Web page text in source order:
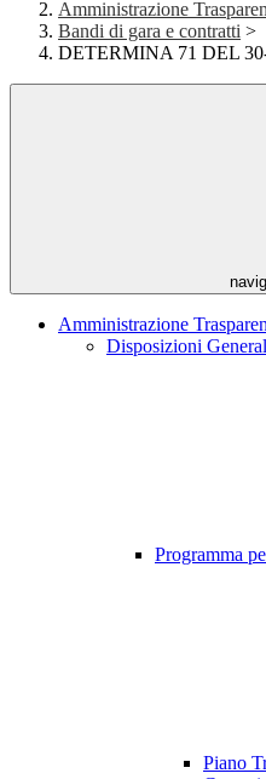
Amministrazione
Bandi di gara e contratti >
DETERMINA 71 DEL
Amministrazione
Disposizioni
Programma
Piano